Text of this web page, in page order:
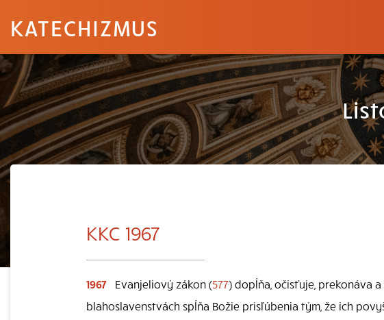
KATECHIZMUS
KKC 1967
1967 Evanjeliový zákon (577) dopĺňa, očisťuje, prekonáva
blahoslavenstvách spĺňa Božie prisľúbenia tým, že ich